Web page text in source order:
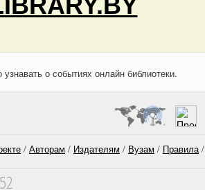
о событиях онлайн библиотеки.
/ Авторам / Издателям / Вузам / Правила/